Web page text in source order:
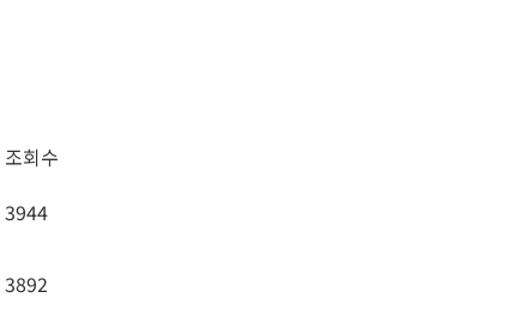
조회수
3944
3892